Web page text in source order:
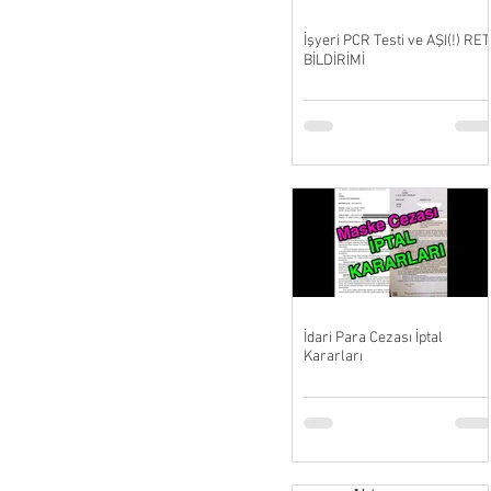
İşyeri PCR Testi ve AŞI(!) RET
BİLDİRİMİ
İdari Para Cezası İptal
Kararları